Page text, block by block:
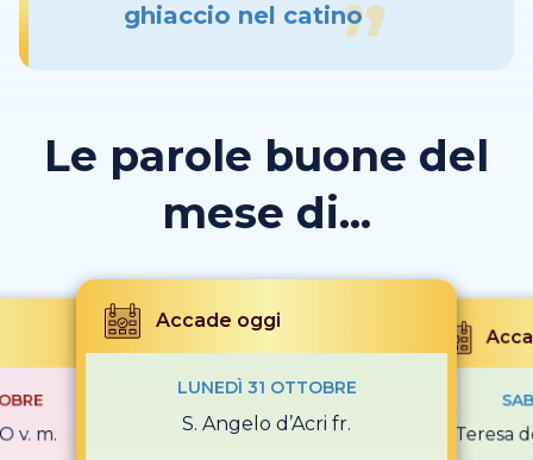
ghiaccio nel catino
Le parole buone del
mese di...
v. m.
Accade oggi
LUNEDÌ 31 OTTOBRE
S. Angelo d’Acri fr. S. Teresa